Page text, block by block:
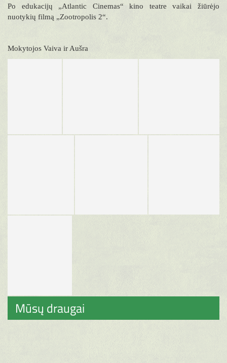
Po edukacijų „Atlantic Cinemas“ kino teatre vaikai žiūrėjo
nuotykių filmą „Zootropolis 2“.
Mokytojos Vaiva ir Aušra
Mūsų draugai